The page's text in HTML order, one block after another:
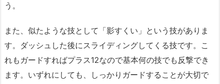
う。
また、似たような技として「影すくい」という技がありま
す。ダッシュした後にスライディングしてくる技です。こ
れもガードすればプラス12なので基本何の技でも反撃でき
ます。いずれにしても、しっかりガードすることが大切で